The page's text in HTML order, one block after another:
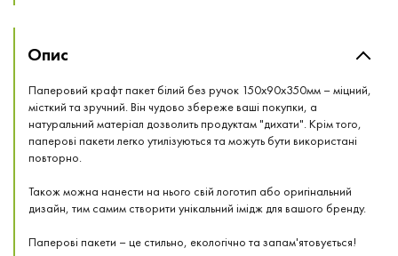
Опис
Паперовий крафт пакет білий без ручок 150x90x350мм – міцний,
місткий та зручний. Він чудово збереже ваші покупки, а
натуральний матеріал дозволить продуктам "дихати". Крім того,
паперові пакети легко утилізуються та можуть бути використані
повторно.
Також можна нанести на нього свій логотип або оригінальний
дизайн, тим самим створити унікальний імідж для вашого бренду.
Паперові пакети – це стильно, екологічно та запам'ятовується!